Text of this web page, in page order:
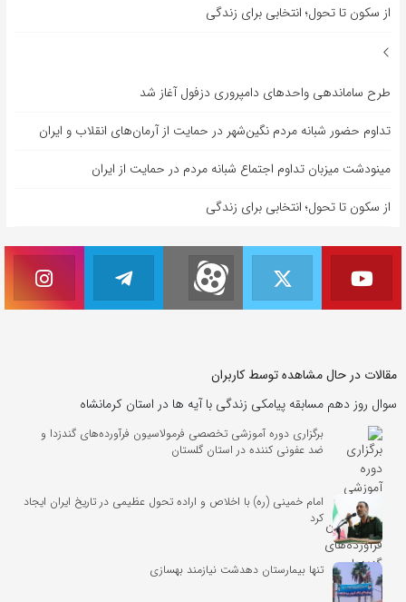
از سکون تا تحول؛ انتخابی برای زندگی
طرح ساماندهی واحدهای دامپروری دزفول آغاز شد
تداوم حضور شبانه مردم نگین‌شهر در حمایت از آرمان‌های انقلاب و ایران
مینودشت میزبان تداوم اجتماع شبانه مردم در حمایت از ایران
از سکون تا تحول؛ انتخابی برای زندگی
مقالات در حال مشاهده توسط کاربران
سوال روز دهم مسابقه پیامکی زندگی با آیه ها در استان کرمانشاه
برگزاری دوره آموزشی تخصصی فرمولاسیون فرآورده‌های گندزدا و
ضد عفونی کننده در استان گلستان
امام خمینی (ره) با اخلاص و اراده تحول عظیمی در تاریخ ایران ایجاد
کرد
تنها بیمارستان دهدشت نیازمند بهسازی